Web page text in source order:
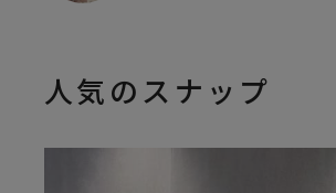
人気のスナップ